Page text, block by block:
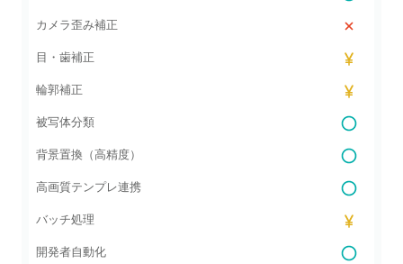
カメラ歪み補正
目・歯補正
輪郭補正
被写体分類
背景置換（高精度）
高画質テンプレ連携
バッチ処理
開発者自動化